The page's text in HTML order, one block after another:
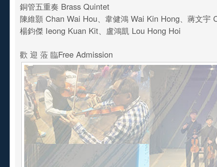
銅管五重奏 Brass Quintet
陳維顥 Chan Wai Hou、韋健鴻 Wai Kin Hong、蔣文宇
楊鈞傑 Ieong Kuan Kit、盧鴻凱 Lou Hong Hoi
歡 迎 蒞 臨Free Admission